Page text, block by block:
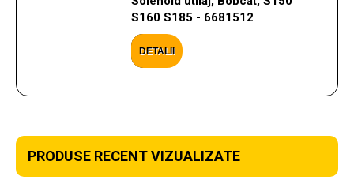
S160 S185 - 6681512
DETALII
PRODUSE RECENT VIZUALIZATE